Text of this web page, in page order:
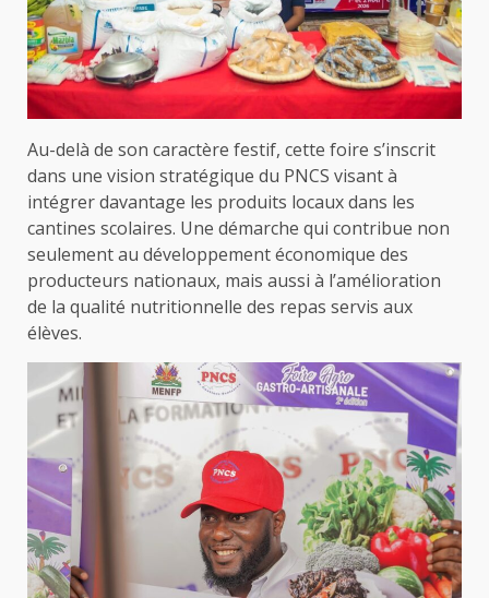
Au-delà de son caractère festif, cette foire s’inscrit
dans une vision stratégique du PNCS visant à
intégrer davantage les produits locaux dans les
cantines scolaires. Une démarche qui contribue non
seulement au développement économique des
producteurs nationaux, mais aussi à l’amélioration
de la qualité nutritionnelle des repas servis aux
élèves.